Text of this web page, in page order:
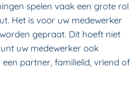
spelen vaak een grote rol
Het is voor uw medewerker
gepraat. Dit hoeft niet
uw medewerker ook
partner, familielid, vriend of